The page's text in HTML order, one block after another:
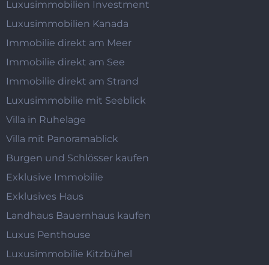
Luxusimmobilien Investment
Luxusimmobilien Kanada
Immobilie direkt am Meer
Immobilie direkt am See
Immobilie direkt am Strand
Luxusimmobilie mit Seeblick
Villa in Ruhelage
Villa mit Panoramablick
Burgen und Schlösser kaufen
Exklusive Immobilie
Exklusives Haus
Landhaus Bauernhaus kaufen
Luxus Penthouse
Luxusimmobilie Kitzbühel